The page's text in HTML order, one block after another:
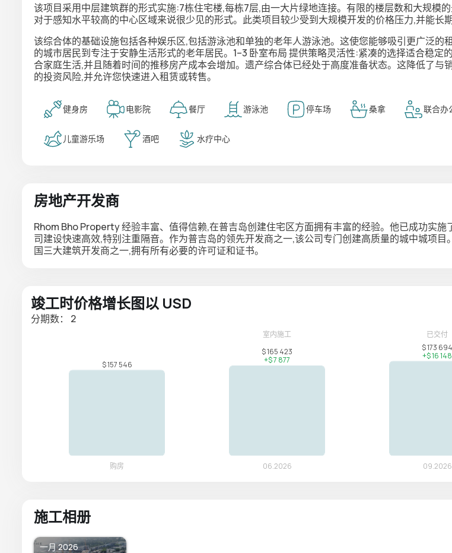
该项目采用中层建筑群的形式实施:7栋住宅楼,每栋7层,由一大片绿地连接。有限的楼层数和大规模
对于感知水平较高的中心区域来说很少见的形式。此类项目较少受到大规模开发的价格压力,并能长期
该综合体的基础设施包括各种娱乐区,包括游泳池和单独的老年人游泳池。这使您能够吸引更广泛的
的城市居民到专注于安静生活形式的老年居民。 1–3 卧室布局提供策略灵活性:紧凑的选择适合稳定
合家庭生活,并且随着时间的推移房产成本会增加。遗产综合体已经处于高度准备状态。这降低了与
的投资风险,并允许您快速进入租赁或转售。
健身房 电影院 餐厅 游泳池 停车场 桑拿 联合办
儿童游乐场 酒吧 水疗中心
房地产开发商
Rhom Bho Property 经验丰富、值得信赖,在普吉岛创建住宅区方面拥有丰富的经验。他已成功实施
司建设快速高效,特别注重隔音。作为普吉岛的领先开发商之一,该公司专门创建高质量的城中城项目
国三大建筑开发商之一,拥有所有必要的许可证和证书。
竣工时价格增长图以 USD
分期数： 2
施工相册
一月 2026